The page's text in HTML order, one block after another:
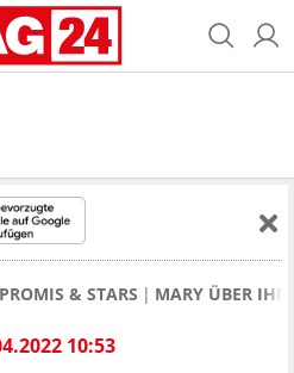
PROMIS & STARS MARY ÜBER
10:53